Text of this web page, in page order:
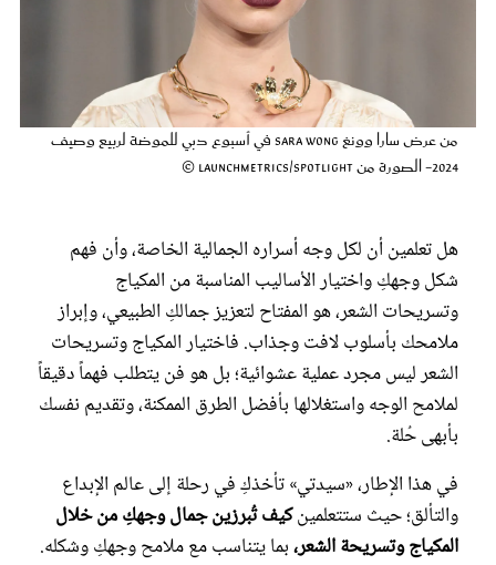
من عرض سارا وونغ Sara Wong في أسبوع دبي للموضة لربيع وصيف
2024- الصورة من Launchmetrics/Spotlight ©
هل تعلمين أن لكل وجه أسراره الجمالية الخاصة، وأن فهم
شكل وجهكِ واختيار الأساليب المناسبة من المكياج
وتسريحات الشعر، هو المفتاح لتعزيز جمالكِ الطبيعي، وإبراز
ملامحك بأسلوب لافت وجذاب. فاختيار المكياج وتسريحات
الشعر ليس مجرد عملية عشوائية؛ بل هو فن يتطلب فهماً دقيقاً
لملامح الوجه واستغلالها بأفضل الطرق الممكنة، وتقديم نفسك
بأبهى حُلة.
في هذا الإطار، «سيدتي» تأخذكِ في رحلة إلى عالم الإبداع
والتألق؛ حيث ستتعلمينكيف تُبرزين جمال وجهكِ من خلال
المكياج وتسريحة الشعر،بما يتناسب مع ملامح وجهكِ وشكله.
مجلة سيدتي
غلاف رفمي